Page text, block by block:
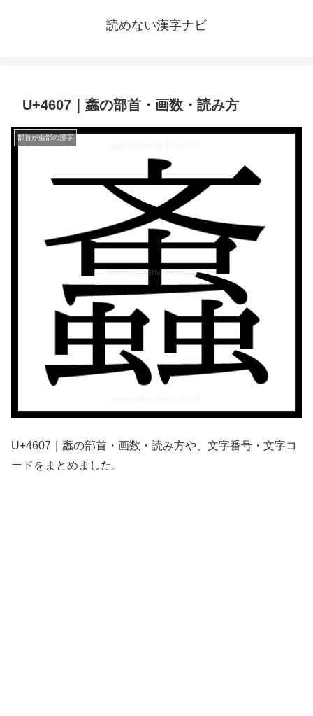
読めない漢字ナビ
U+4607｜䘇の部首・画数・読み方
部首が虫部の漢字
U+4607｜䘇の部首・画数・読み方や、文字番号・文字コ
ードをまとめました。